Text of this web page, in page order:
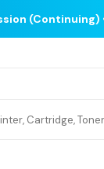
(Continuing)